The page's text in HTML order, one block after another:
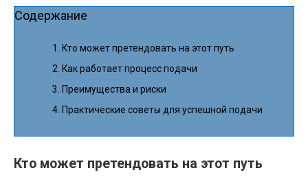
Содержание
Кто может претендовать на этот путь
Как работает процесс подачи
Преимущества и риски
Практические советы для успешной подачи
Кто может претендовать на этот путь